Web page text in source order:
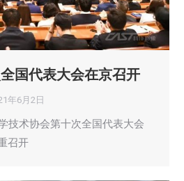
国代表大会在京召开
年6月2日
技术协会第十次全国代表大会
召开